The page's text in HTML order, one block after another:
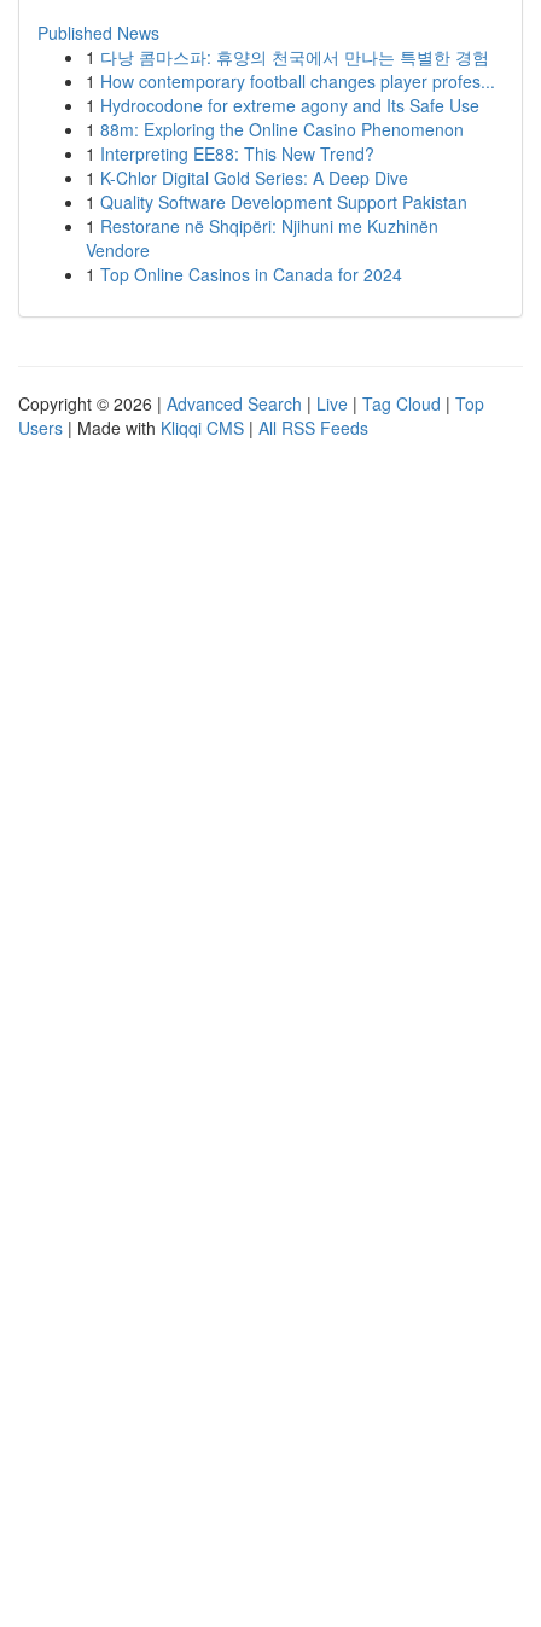
Published News
1 다낭 콤마스파: 휴양의 천국에서 만나는 특별한 경험
1 How contemporary football changes player profes...
1 Hydrocodone for extreme agony and Its Safe Use
1 88m: Exploring the Online Casino Phenomenon
1 Interpreting EE88: This New Trend?
1 K-Chlor Digital Gold Series: A Deep Dive
1 Quality Software Development Support Pakistan
1 Restorane në Shqipëri: Njihuni me Kuzhinën
Vendore
1 Top Online Casinos in Canada for 2024
Copyright © 2026 | Advanced Search | Live | Tag Cloud | Top
Users | Made with Kliqqi CMS | All RSS Feeds